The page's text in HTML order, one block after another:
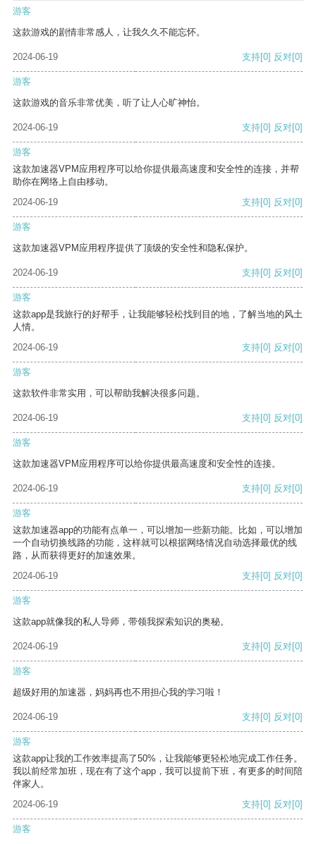
游客
这款游戏的剧情非常感人，让我久久不能忘怀。
2024-06-19 支持[0] 反对[0]
游客
这款游戏的音乐非常优美，听了让人心旷神怡。
2024-06-19 支持[0] 反对[0]
游客
这款加速器VPM应用程序可以给你提供最高速度和安全性的连接，并帮
助你在网络上自由移动。
2024-06-19
支持[0] 反对[0]
游客
这款加速器VPM应用程序提供了顶级的安全性和隐私保护。
2024-06-19 支持[0] 反对[0]
游客
这款app是我旅行的好帮手，让我能够轻松找到目的地，了解当地的风土
人情。
2024-06-19
支持[0] 反对[0]
游客
这款软件非常实用，可以帮助我解决很多问题。
2024-06-19 支持[0] 反对[0]
游客
这款加速器VPM应用程序可以给你提供最高速度和安全性的连接。
2024-06-19 支持[0] 反对[0]
游客
这款加速器app的功能有点单一，可以增加一些新功能。比如，可以增加
一个自动切换线路的功能，这样就可以根据网络情况自动选择最优的线
路，从而获得更好的加速效果。
2024-06-19
支持[0] 反对[0]
游客
这款app就像我的私人导师，带领我探索知识的奥秘。
2024-06-19 支持[0] 反对[0]
游客
超级好用的加速器，妈妈再也不用担心我的学习啦！
2024-06-19 支持[0] 反对[0]
游客
这款app让我的工作效率提高了50%，让我能够更轻松地完成工作任务。
我以前经常加班，现在有了这个app，我可以提前下班，有更多的时间陪
伴家人。
2024-06-19
支持[0] 反对[0]
游客